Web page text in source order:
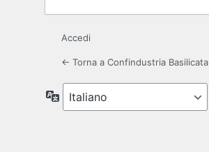
Accedi
← Torna a Confindustria Basilicata
Lingua